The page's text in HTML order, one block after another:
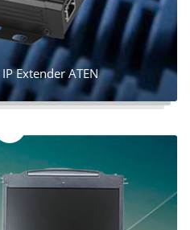
Extender ATEN